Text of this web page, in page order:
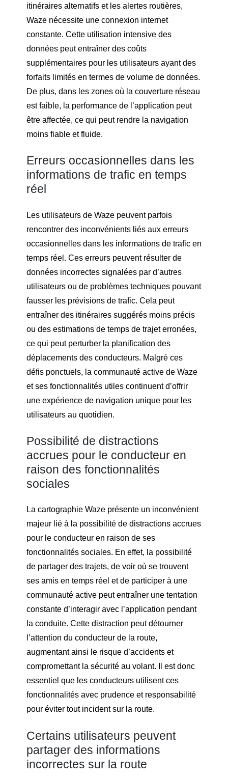
itinéraires alternatifs et les alertes routières,
Waze nécessite une connexion internet
constante. Cette utilisation intensive des
données peut entraîner des coûts
supplémentaires pour les utilisateurs ayant des
forfaits limités en termes de volume de données.
De plus, dans les zones où la couverture réseau
est faible, la performance de l’application peut
être affectée, ce qui peut rendre la navigation
moins fiable et fluide.
Erreurs occasionnelles dans les
informations de trafic en temps
réel
Les utilisateurs de Waze peuvent parfois
rencontrer des inconvénients liés aux erreurs
occasionnelles dans les informations de trafic en
temps réel. Ces erreurs peuvent résulter de
données incorrectes signalées par d’autres
utilisateurs ou de problèmes techniques pouvant
fausser les prévisions de trafic. Cela peut
entraîner des itinéraires suggérés moins précis
ou des estimations de temps de trajet erronées,
ce qui peut perturber la planification des
déplacements des conducteurs. Malgré ces
défis ponctuels, la communauté active de Waze
et ses fonctionnalités utiles continuent d’offrir
une expérience de navigation unique pour les
utilisateurs au quotidien.
Possibilité de distractions
accrues pour le conducteur en
raison des fonctionnalités
sociales
La cartographie Waze présente un inconvénient
majeur lié à la possibilité de distractions accrues
pour le conducteur en raison de ses
fonctionnalités sociales. En effet, la possibilité
de partager des trajets, de voir où se trouvent
ses amis en temps réel et de participer à une
communauté active peut entraîner une tentation
constante d’interagir avec l’application pendant
la conduite. Cette distraction peut détourner
l’attention du conducteur de la route,
augmentant ainsi le risque d’accidents et
compromettant la sécurité au volant. Il est donc
essentiel que les conducteurs utilisent ces
fonctionnalités avec prudence et responsabilité
pour éviter tout incident sur la route.
Certains utilisateurs peuvent
partager des informations
incorrectes sur la route